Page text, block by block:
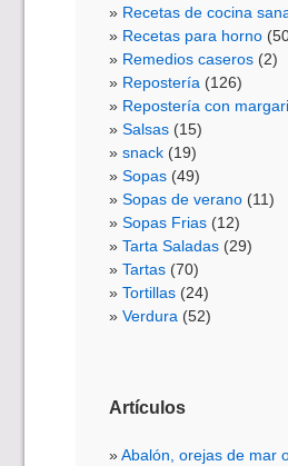
Recetas de cocina
Recetas para horno
Remedios caseros (2)
Repostería (126)
Repostería con
Salsas (15)
snack (19)
Sopas (49)
Sopas de verano (11)
Sopas Frias (12)
Tarta Saladas (29)
Tartas (70)
Tortillas (24)
Verdura (52)
Artículos
Abalón, orejas de mar